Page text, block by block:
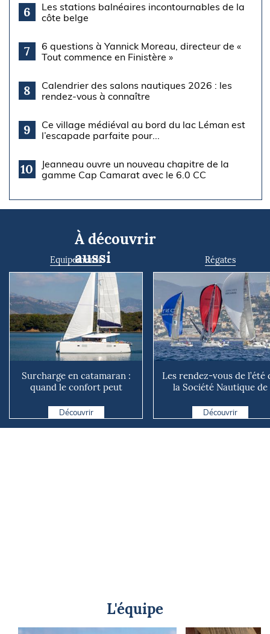
6
Les stations balnéaires incontournables de la
côte belge
7
6 questions à Yannick Moreau, directeur de «
Tout commence en Finistère »
8
Calendrier des salons nautiques 2026 : les
rendez-vous à connaître
9
Ce village médiéval au bord du lac Léman est
l’escapade parfaite pour...
10
Jeanneau ouvre un nouveau chapitre de la
gamme Cap Camarat avec le 6.0 CC
À découvrir
aussi
Equipements
Surcharge en catamaran :
quand le confort peut
Découvrir
Régates
Les rendez-vous de l’été
la Société Nautique de
Découvrir
L'équipe